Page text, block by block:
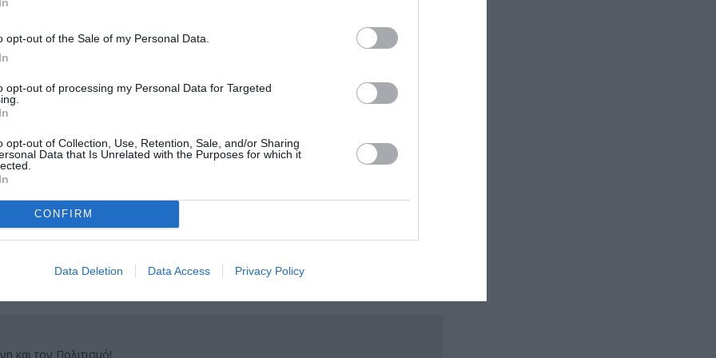
opt-out of the Sale of my Personal Data.
opt-out of processing my Personal Data for Targeted
opt-out of Collection, Use, Retention, Sale, and/or Sharing
Data that Is Unrelated with the Purposes for which it
CONFIRM
Data Deletion Data Access Privacy Policy
πρώτοι όλες τις ειδήσεις
στοCulturenow.gr
και τον Πολιτισμό!